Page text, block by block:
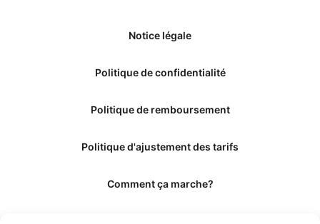
Notice légale
Politique de confidentialité
Politique de remboursement
Politique d'ajustement des tarifs
Comment ça marche?